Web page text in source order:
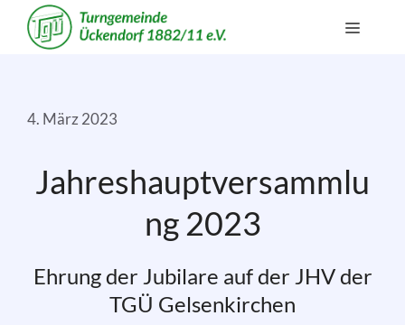
Inhalt
springen
Menü
4. März 2023
Jahreshauptversammlu
ng 2023
Ehrung der Jubilare auf der JHV der
TGÜ Gelsenkirchen